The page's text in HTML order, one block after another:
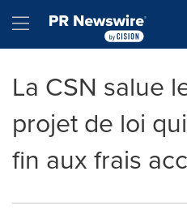
Hamburger menu
La CSN salue
projet de loi
fin aux frais